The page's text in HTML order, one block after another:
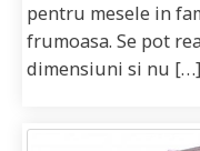
pentru mesele in
frumoasa. Se pot
dimensiuni si nu […]